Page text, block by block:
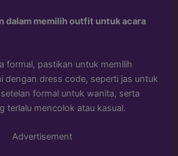
dalam memilih outfit untuk acara
formal, pastikan untuk memilih
dengan dress code, seperti jas untuk
formal untuk wanita, serta
terlalu mencolok atau kasual.
Advertisement